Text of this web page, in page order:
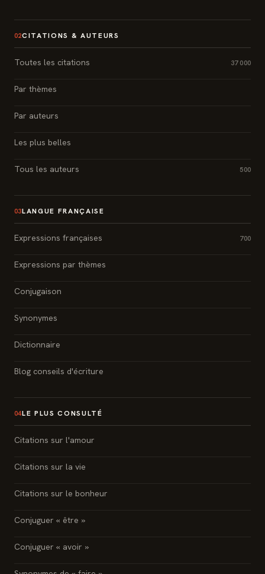
02CITATIONS & AUTEURS
Toutes les citations 37 000
Par thèmes
Par auteurs
Les plus belles
Tous les auteurs 500
03LANGUE FRANÇAISE
Expressions françaises 700
Expressions par thèmes
Conjugaison
Synonymes
Dictionnaire
Blog conseils d'écriture
04LE PLUS CONSULTÉ
Citations sur l'amour
Citations sur la vie
Citations sur le bonheur
Conjuguer « être »
Conjuguer « avoir »